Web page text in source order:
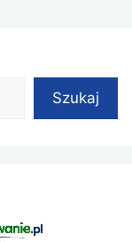
Szukaj